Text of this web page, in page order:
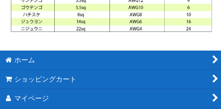
ホーム
ショッピングカート
マイページ